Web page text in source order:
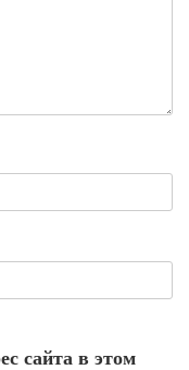
сайта в этом